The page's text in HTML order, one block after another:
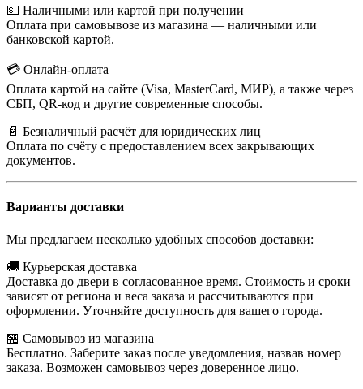
💵 Наличными или картой при получении
Оплата при самовывозе из магазина — наличными или
банковской картой.
💳 Онлайн-оплата
Оплата картой на сайте (Visa, MasterCard, МИР), а также через
СБП, QR-код и другие современные способы.
📄 Безналичный расчёт для юридических лиц
Оплата по счёту с предоставлением всех закрывающих
документов.
Варианты доставки
Мы предлагаем несколько удобных способов доставки:
🚚 Курьерская доставка
Доставка до двери в согласованное время. Стоимость и сроки
зависят от региона и веса заказа и рассчитываются при
оформлении. Уточняйте доступность для вашего города.
🏪 Самовывоз из магазина
Бесплатно. Заберите заказ после уведомления, назвав номер
заказа. Возможен самовывоз через доверенное лицо.